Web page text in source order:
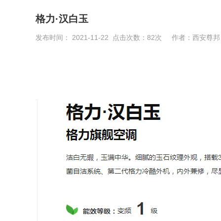
格力·汉白玉
发布时间： 2021-11-22 点击次数： 82次 作者：西安尊